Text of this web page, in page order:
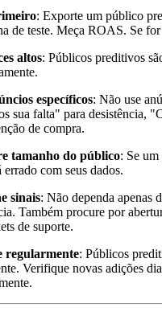
: Exporte um público
de teste. Meça ROAS. Se
altos: Públicos preditivos
específicos: Não use
sua falta" para desistência,
de compra.
tamanho do público: Se
errado com seus dados.
sinais: Não dependa apenas
Também procure por
de suporte.
regularmente: Públicos
Verifique novas adições